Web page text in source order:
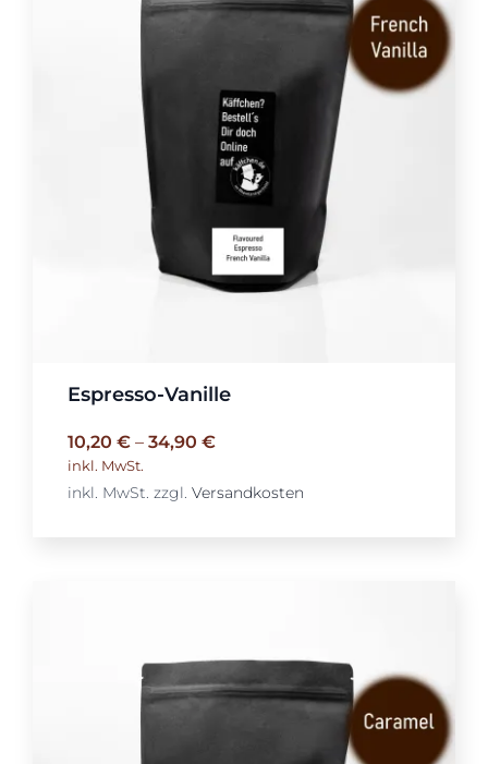
Espresso-Vanille
10,20 €– 34,90 €
inkl. MwSt.
inkl. MwSt. zzgl. Versandkosten